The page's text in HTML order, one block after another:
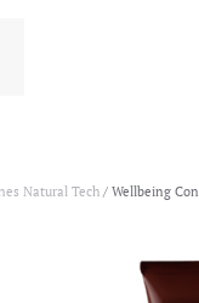
Natural Tech / Wellbeing